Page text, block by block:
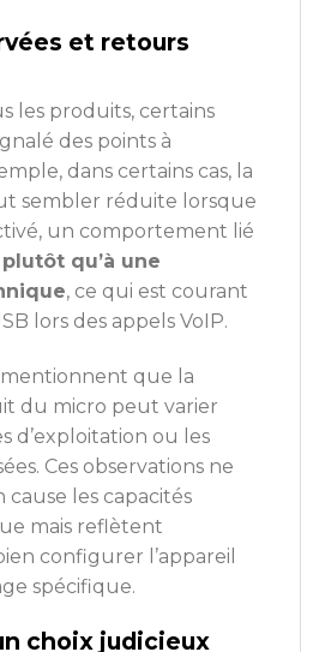
et retours
les produits, certains
des points à
dans certains cas, la
sembler réduite lorsque
un comportement lié
qu’à une
, ce qui est courant
lors des appels VoIP.
que la
du micro peut varier
d’exploitation ou les
Ces observations ne
les capacités
mais reflètent
configurer l’appareil
spécifique.
choix judicieux